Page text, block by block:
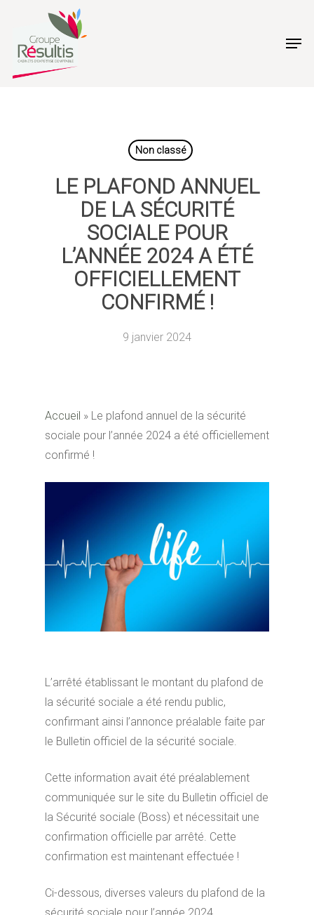
main
Non classé
LE PLAFOND ANNUEL
DE LA SÉCURITÉ
SOCIALE POUR
L’ANNÉE 2024 A ÉTÉ
OFFICIELLEMENT
CONFIRMÉ !
9 janvier 2024
Accueil » Le plafond annuel de la sécurité
sociale pour l’année 2024 a été officiellement
confirmé !
L’arrêté établissant le montant du plafond de
la sécurité sociale a été rendu public,
confirmant ainsi l’annonce préalable faite par
le Bulletin officiel de la sécurité sociale.
Cette information avait été préalablement
communiquée sur le site du Bulletin officiel de
la Sécurité sociale (Boss) et nécessitait une
confirmation officielle par arrêté. Cette
confirmation est maintenant effectuée !
Ci-dessous, diverses valeurs du plafond de la